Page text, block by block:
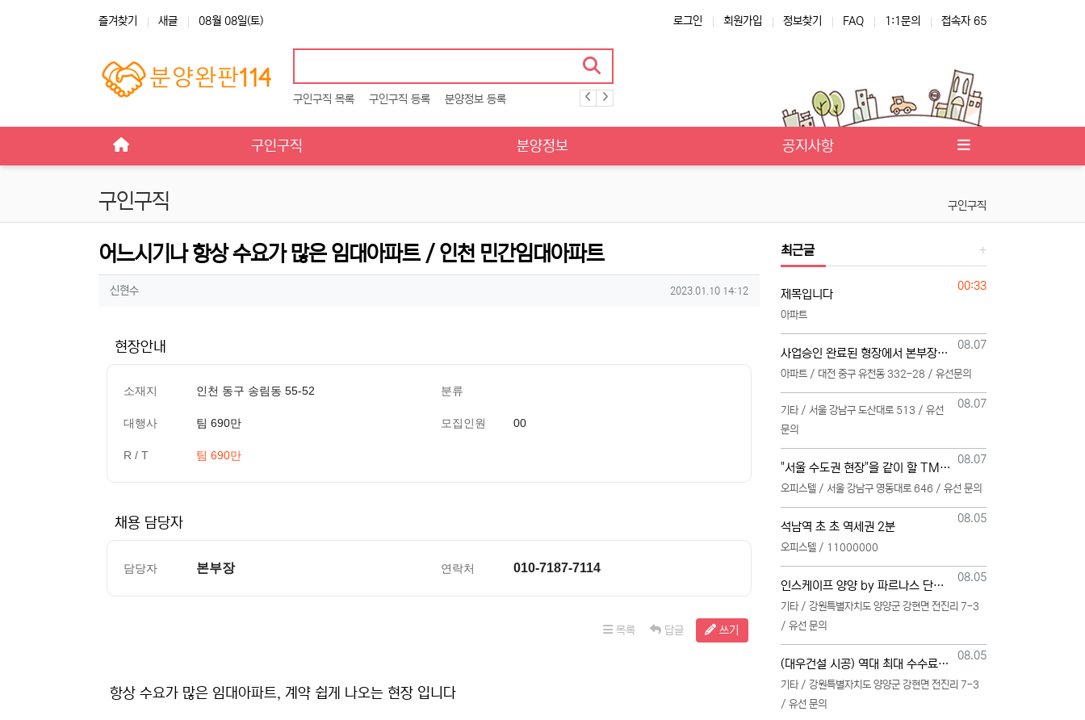
즐겨찾기 새글 08월 08일(토) 로그인 회원가입 정보찾기 FAQ 1:1문의 접속자 65
구인구직 목록 구인구직 등록 분양정보 등록
구인구직 분양정보 공지사항
구인구직 구인구직
어느시기나 항상 수요가 많은 임대아파트 / 인천 민간임대아파트
작성자 정보
신현수작성 작성일
2023.01.10 14:12
현장안내
소재지 인천 동구 송림동 55-52 분류
대행사 팀 690만 모집인원 00
R / T 팀 690만
채용 담당자
담당자 본부장 연락처 010-7187-7114
목록 답글 쓰기
본문
항상 수요가 많은 임대아파트, 계약 쉽게 나오는 현장 입니다
최근글
등록일
00:33
제목입니다
아파트
등록일
08.07
사업승인 완료된 형장에서 본부장님 모십니다
아파트 / 대전 중구 유천동 332-28 / 유선문의
등록일
08.07
기타 / 서울 강남구 도산대로 513 / 유선
문의
등록일
08.07
"서울 수도권 현장"을 같이 할 TM 단독 단일 영업본부 팀 선착순 모집
오피스텔 / 서울 강남구 영동대로 646 / 유선 문의
등록일
08.05
석남역 초 초 역세권 2분
오피스텔 / 11000000
등록일
08.05
인스케이프 양양 by 파르나스 단일 본부 모집
기타 / 강원특별자치도 양양군 강현면 전진리 7-3
/ 유선 문의
등록일
08.05
(대우건설 시공) 역대 최대 수수료 지급, 단독 단일 영업본부 선착순 모집 (팀,팀원 개별문의 가능)
기타 / 강원특별자치도 양양군 강현면 전진리 7-3
/ 유선 문의